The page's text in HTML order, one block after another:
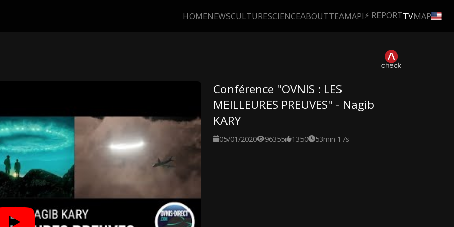
HOMENEWSCULTURESCIENCEABOUTTEAMAPI⚡ REPORTTVMAP
Conférence "OVNIS : LES
MEILLEURES PREUVES" - Nagib
KARY
05/01/2020 96355 1350 53min 17s